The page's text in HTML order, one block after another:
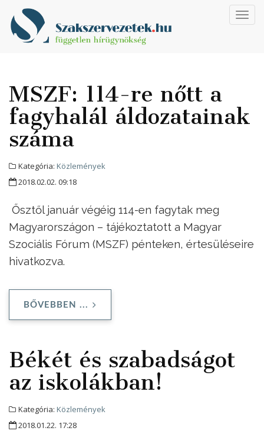
MSZF: 114-re nőtt a
fagyhalál áldozatainak
száma
Kategória: Közlemények
2018.02.02. 09:18
Ősztől január végéig 114-en fagytak meg
Magyarországon – tájékoztatott a Magyar
Szociális Fórum (MSZF) pénteken, értesüléseire
hivatkozva.
BŐVEBBEN ...
Békét és szabadságot
az iskolákban!
Kategória: Közlemények
2018.01.22. 17:28